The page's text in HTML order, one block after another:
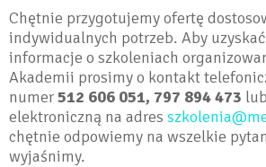
Chętnie przygotujemy ofertę
indywidualnych potrzeb. Aby uzyskać
informacje o szkoleniach
Akademii prosimy o kontakt
numer512 606 051, 797 894 473
elektroniczną na adres
chętnie odpowiemy na wszelkie
wyjaśnimy.